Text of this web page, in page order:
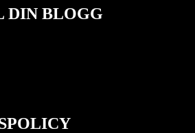
DIN BLOGG